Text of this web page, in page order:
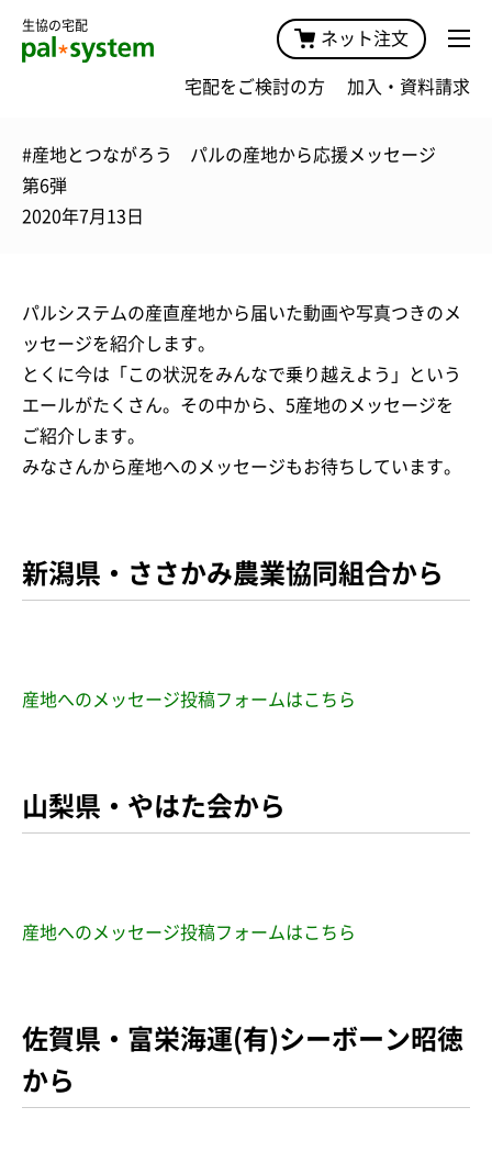
生協の宅配
ネット注文
宅配をご検討の方 加入・資料請求
#産地とつながろう パルの産地から応援メッセージ
第6弾
2020年7月13日
パルシステムの産直産地から届いた動画や写真つきのメ
ッセージを紹介します。
とくに今は「この状況をみんなで乗り越えよう」という
エールがたくさん。その中から、5産地のメッセージを
ご紹介します。
みなさんから産地へのメッセージもお待ちしています。
新潟県・ささかみ農業協同組合から
産地へのメッセージ投稿フォームはこちら
山梨県・やはた会から
産地へのメッセージ投稿フォームはこちら
佐賀県・富栄海運(有)シーボーン昭徳
から